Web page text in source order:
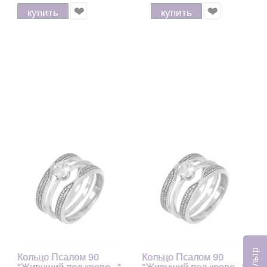
купить купить
Кольцо Псалом 90 Кольцо Псалом 90